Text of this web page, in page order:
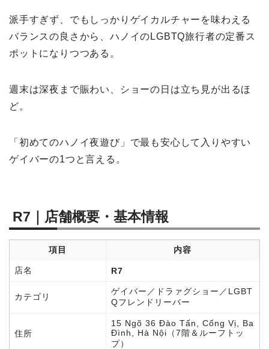
派手すぎず、でもしっかりゲイカルチャーを味わえる
バランスの良さから、ハノイのLGBTQ旅行者の定番ス
ポットになりつつある。
週末は深夜まで賑わい、ショーの日は立ち見が出るほ
ど。
「初めてのハノイ夜遊び」で最も安心して入りやすい
ゲイバーの1つと言える。
R7｜店舗概要・基本情報
項目 内容
店名 R7
カテゴリ
ゲイバー／ドラァグショー／LGBT
Qフレンドリーバー
住所
15 Ngõ 36 Đào Tấn, Cống Vị, Ba
Đình, Hà Nội（7階＆ルーフトッ
プ）